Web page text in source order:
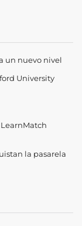
un nuevo nivel
University
la pasarela